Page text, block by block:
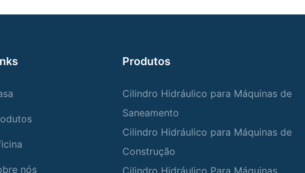
nós
Produtos
Cilindro Hidráulico para Máquinas de
Saneamento
Cilindro Hidráulico para Máquinas de
Construção
Cilindro Hidráulico Para Máquinas